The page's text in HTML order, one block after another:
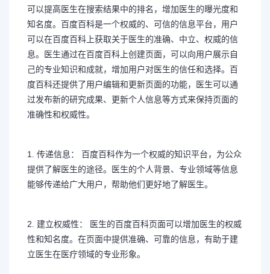
可以提高医生在搜索结果中的排名，增加医生的曝光度和
知名度。百度百科是一个权威的、可信的信息平台，用户
可以在百度百科上获取关于医生的准确、中立、权威的信
息。医生通过在百度百科上创建页面，可以向用户展示自
己的专业知识和成就，增加用户对医生的信任和选择。百
度百科还提供了用户编辑和更新页面的功能，医生可以通
过发布新的研究成果、更新个人信息等方式来保持页面的
准确性和权威性。
1. 传递信息： 百度百科作为一个权威的知识平台，为公众
提供了解医生的途径。医生的个人背景、专业领域等信息
能够传递给广大用户，帮助他们更好地了解医生。
2. 建立权威性： 医生的百度百科页面可以增加医生的权威
性和知名度。在页面中提供准确、可靠的信息，有助于建
立医生在医疗领域的专业形象。